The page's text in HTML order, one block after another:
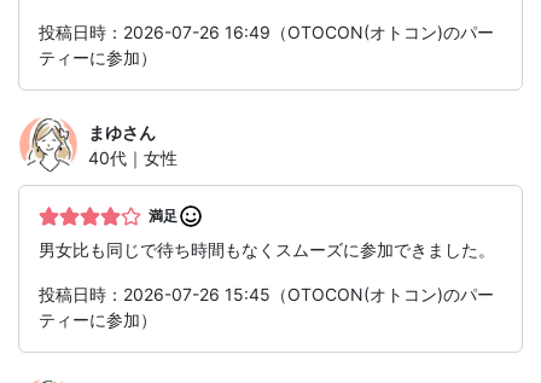
投稿日時：2026-07-26 16:49（OTOCON(オトコン)のパー
ティーに参加）
まゆさん
40代｜女性
満足
男女比も同じで待ち時間もなくスムーズに参加できました。
投稿日時：2026-07-26 15:45（OTOCON(オトコン)のパー
ティーに参加）